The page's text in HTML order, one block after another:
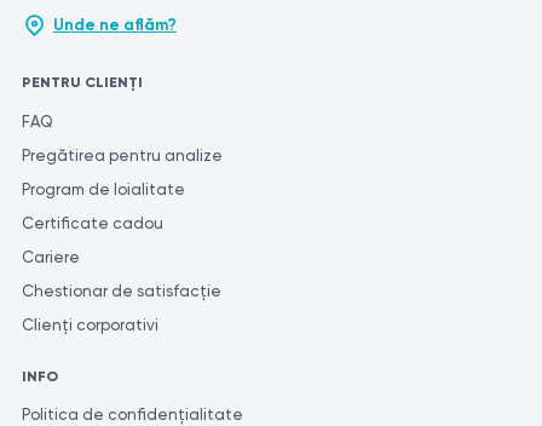
Unde ne aflăm?
PENTRU CLIENȚI
FAQ
Pregătirea pentru analize
Program de loialitate
Certificate cadou
Cariere
Chestionar de satisfacție
Clienți corporativi
INFO
Politica de confidențialitate